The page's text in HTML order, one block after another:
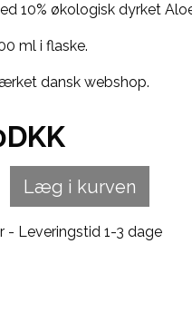
10% økologisk dyrket
ml i flaske.
dansk webshop.
DKK
Læg i kurven
- Leveringstid 1-3 dage